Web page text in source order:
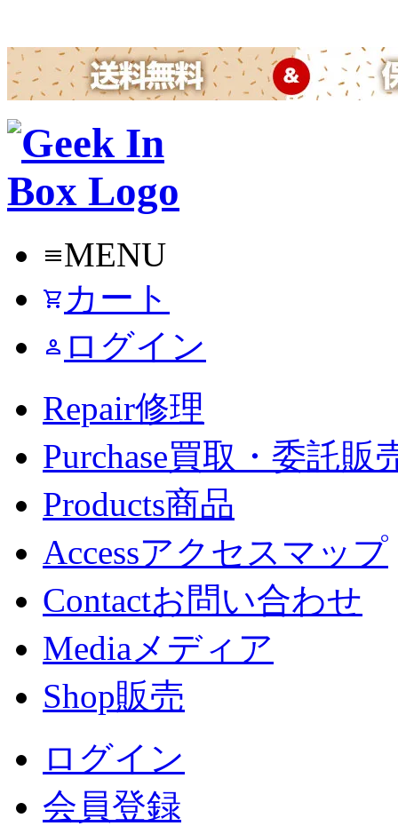
menuMENU
shopping_cart カート
person ログイン
Repair修理
Purchase買取・委託販
Products商品
Accessアクセスマップ
Contactお問い合わせ
Mediaメディア
Shop販売
ログイン
会員登録